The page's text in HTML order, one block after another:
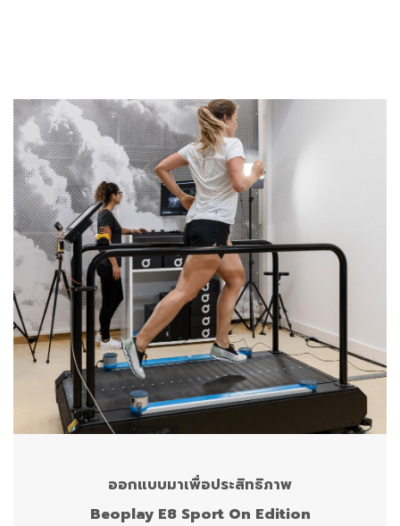
ออกแบบมาเพื่อประสิทธิภาพ
Beoplay E8 Sport On Edition